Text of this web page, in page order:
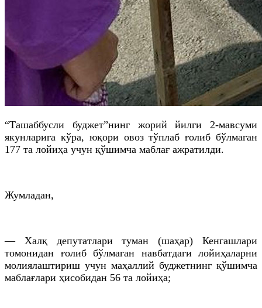
“Ташаббусли буджет”нингжорий йилги 2-мавсуми
якунларига кўра, юқори овоз тўплаб ғолиб бўлмаган
177 та лойиҳа учун қўшимча маблағ ажратилди.
Жумладан,
— Халқ депутатлари туман (шаҳар) Кенгашлари
томонидан ғолиб бўлмаган навбатдаги лойиҳаларни
молиялаштириш учун маҳаллий буджетнинг қўшимча
маблағлари ҳисобидан 56 та лойиҳа;